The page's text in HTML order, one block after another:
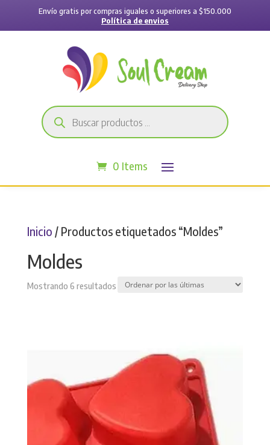
Envío gratis por compras iguales o superiores a $150.000
Política de envios
Búsqueda
de
productos
0 Items
Inicio / Productos etiquetados “Moldes”
Moldes
Mostrando 6 resultadosSorted